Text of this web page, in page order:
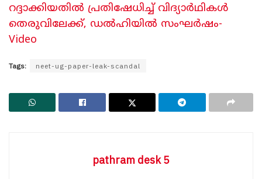
റദ്ദാക്കിയതിൽ പ്രതിഷേധിച്ച് വിദ്യാർഥികൾ
തെരുവിലേക്ക്, ഡൽഹിയിൽ സംഘർഷം-
Video
Tags: neet-ug-paper-leak-scandal
pathram desk 5